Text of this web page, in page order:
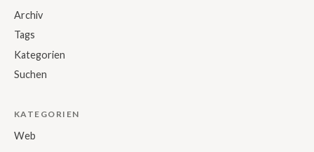
Archiv
Tags
Kategorien
Suchen
KATEGORIEN
Web